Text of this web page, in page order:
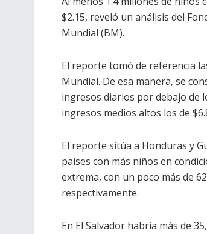
$2.15, reveló un análisis del
Mundial (BM).
El reporte tomó de referencia
Mundial. De esa manera, se
ingresos diarios por debajo de
ingresos medios altos los de
El reporte sitúa a Honduras y
países con más niños en
extrema, con un poco más de
respectivamente.
En El Salvador habría más de